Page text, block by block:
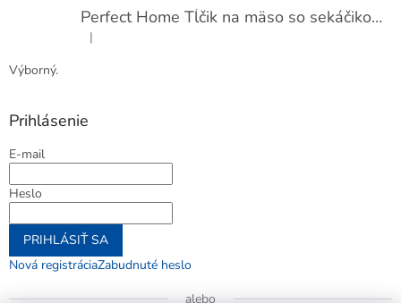
Perfect Home Tĺčik na mäso so sekáčikom, 56893
Hodnotenie produktu je 5 z 5 hviezdičiek.
|
Výborný.
Prihlásenie
E-mail
Heslo
PRIHLÁSIŤ SA
Nová registráciaZabudnuté heslo
alebo